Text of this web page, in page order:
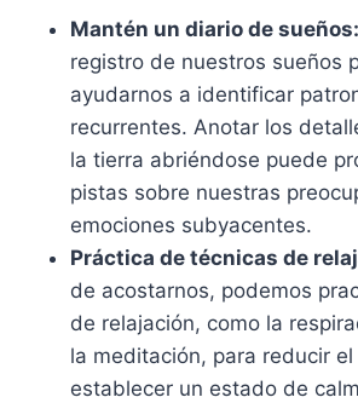
Mantén un diario de sueños:
registro de nuestros sueños
ayudarnos a identificar
recurrentes. Anotar los
la tierra abriéndose puede
pistas sobre nuestras
emociones subyacentes.
Práctica de técnicas de
de acostarnos, podemos
de relajación, como la
la meditación, para reducir
establecer un estado de